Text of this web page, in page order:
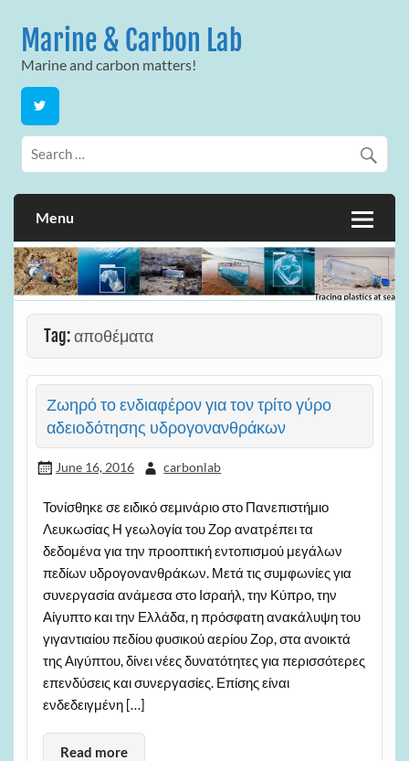
contentMarine & Carbon Lab
Marine and carbon matters!
Menu
Tag:αποθέματα
Ζωηρό το ενδιαφέρον για τον τρίτο γύρο
αδειοδότησης υδρογονανθράκων
June 16, 2016 carbonlab
Τονίσθηκε σε ειδικό σεμινάριο στο Πανεπιστήμιο
Λευκωσίας Η γεωλογία του Ζορ ανατρέπει τα
δεδομένα για την προοπτική εντοπισμού μεγάλων
πεδίων υδρογονανθράκων. Μετά τις συμφωνίες για
συνεργασία ανάμεσα στο Ισραήλ, την Κύπρο, την
Αίγυπτο και την Ελλάδα, η πρόσφατη ανακάλυψη του
γιγαντιαίου πεδίου φυσικού αερίου Ζορ, στα ανοικτά
της Αιγύπτου, δίνει νέες δυνατότητες για περισσότερες
επενδύσεις και συνεργασίες. Επίσης είναι
ενδεδειγμένη […]
Read more